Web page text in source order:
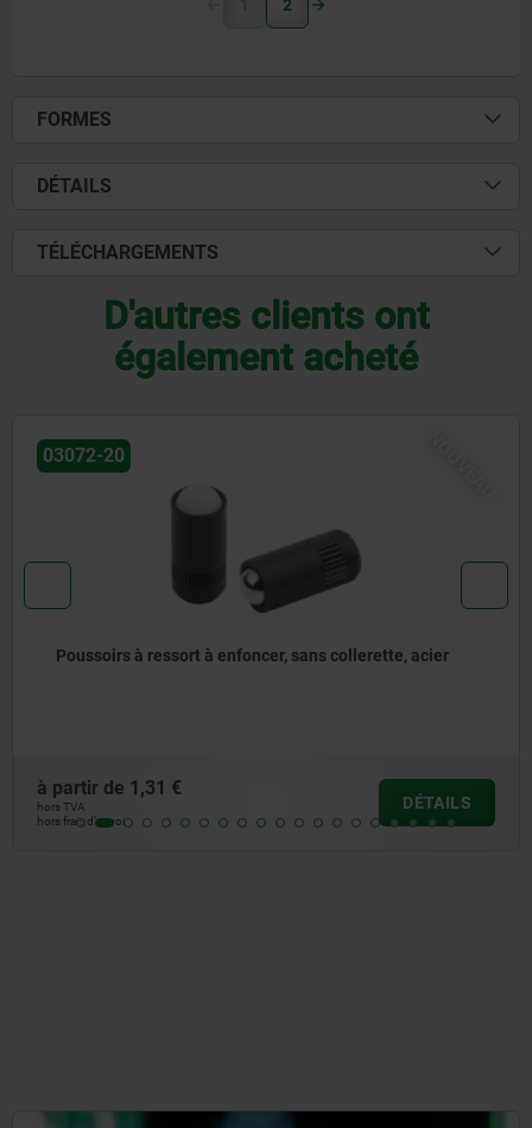
1 2
FORMES
DÉTAILS
TÉLÉCHARGEMENTS
D'autres clients ont
également acheté
03071-90
Poussoirs à ressort, modèle lisse, sans collerette, acier
à partir de 1,25 €
hors TVA
hors frais d’envoi
DÉTAILS